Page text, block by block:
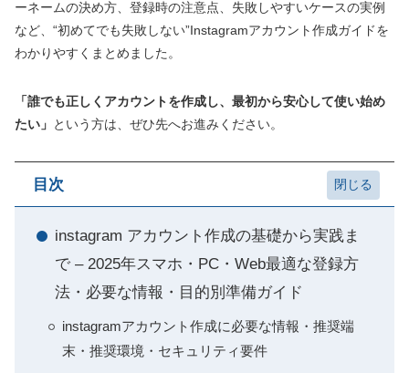
ーネームの決め方、登録時の注意点、失敗しやすいケースの実例
など、“初めてでも失敗しない”Instagramアカウント作成ガイドを
わかりやすくまとめました。
「誰でも正しくアカウントを作成し、最初から安心して使い始め
たい」 という方は、ぜひ先へお進みください。
目次
instagram アカウント作成の基礎から実践ま
で – 2025年スマホ・PC・Web最適な登録方
法・必要な情報・目的別準備ガイド
instagramアカウント作成に必要な情報・推奨端
末・推奨環境・セキュリティ要件